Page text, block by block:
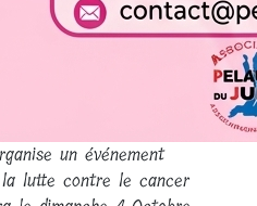
un événement
lutte contre le cancer